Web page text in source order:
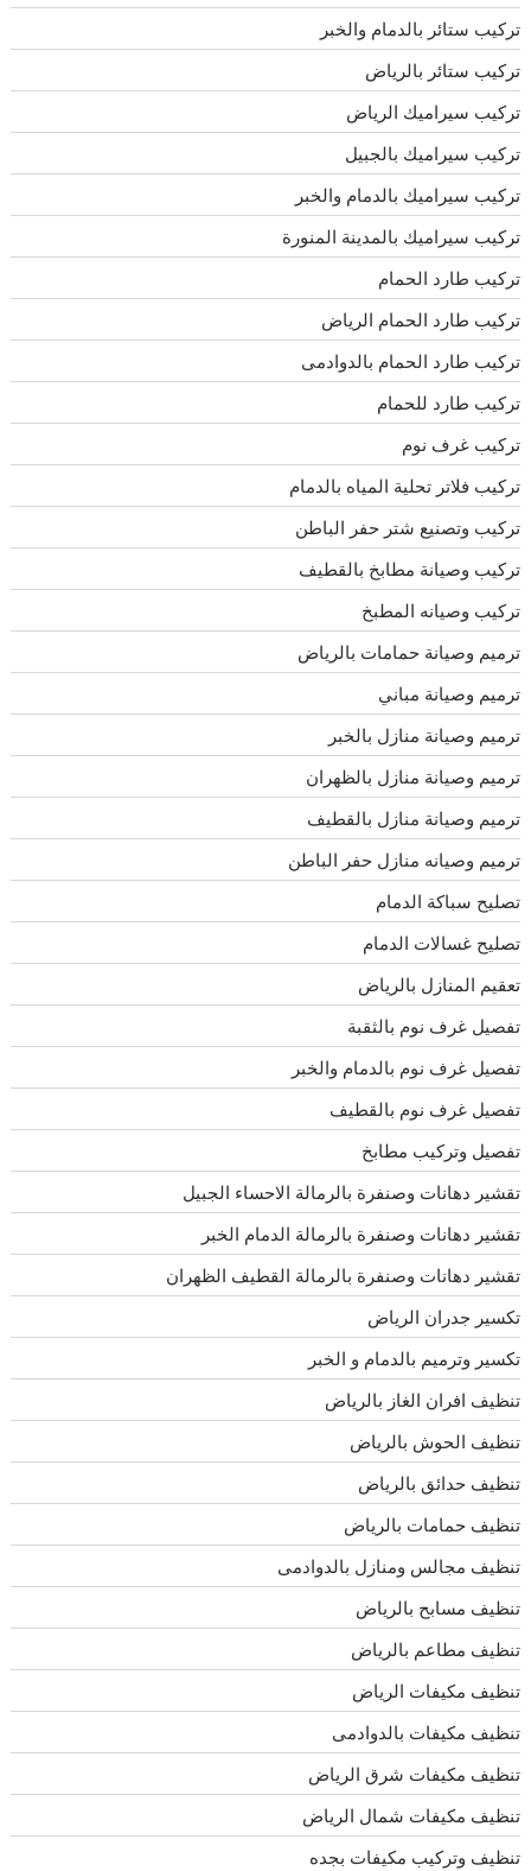
تركيب ستائر بالدمام والخبر
تركيب ستائر بالرياض
تركيب سيراميك الرياض
تركيب سيراميك بالجبيل
تركيب سيراميك بالدمام والخبر
تركيب سيراميك بالمدينة المنورة
تركيب طارد الحمام
تركيب طارد الحمام الرياض
تركيب طارد الحمام بالدوادمى
تركيب طارد للحمام
تركيب غرف نوم
تركيب فلاتر تحلية المياه بالدمام
تركيب وتصنيع شتر حفر الباطن
تركيب وصيانة مطابخ بالقطيف
تركيب وصيانه المطبخ
ترميم وصيانة حمامات بالرياض
ترميم وصيانة مباني
ترميم وصيانة منازل بالخبر
ترميم وصيانة منازل بالظهران
ترميم وصيانة منازل بالقطيف
ترميم وصيانه منازل حفر الباطن
تصليح سباكة الدمام
تصليح غسالات الدمام
تعقيم المنازل بالرياض
تفصيل غرف نوم بالثقبة
تفصيل غرف نوم بالدمام والخبر
تفصيل غرف نوم بالقطيف
تفصيل وتركيب مطابخ
تقشير دهانات وصنفرة بالرمالة الاحساء الجبيل
تقشير دهانات وصنفرة بالرمالة الدمام الخبر
تقشير دهانات وصنفرة بالرمالة القطيف الظهران
تكسير جدران الرياض
تكسير وترميم بالدمام و الخبر
تنظيف افران الغاز بالرياض
تنظيف الحوش بالرياض
تنظيف حدائق بالرياض
تنظيف حمامات بالرياض
تنظيف مجالس ومنازل بالدوادمى
تنظيف مسابح بالرياض
تنظيف مطاعم بالرياض
تنظيف مكيفات الرياض
تنظيف مكيفات بالدوادمى
تنظيف مكيفات شرق الرياض
تنظيف مكيفات شمال الرياض
تنظيف وتركيب مكيفات بجده